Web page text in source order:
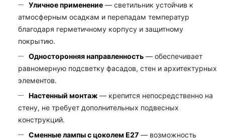
Уличное применение — светильник устойчив к
атмосферным осадкам и перепадам температур
благодаря герметичному корпусу и защитному
покрытию.
Односторонняя направленность — обеспечивает
равномерную подсветку фасадов, стен и архитектурных
элементов.
Настенный монтаж — крепится непосредственно на
стену, не требует дополнительных подвесных
конструкций.
Сменные лампы с цоколем E27 — возможность